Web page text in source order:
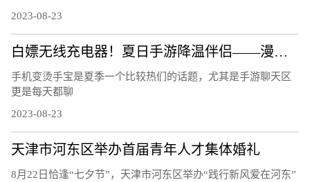
2023-08-23
白嫖无线充电器！夏日手游降温伴侣——漫步者C4 Pro磁吸散热器
手机变烫手宝是夏季一个比较热们的话题，尤其是手游聊天区
更是每天都聊
2023-08-23
天津市河东区举办首届青年人才集体婚礼
8月22日恰逢“七夕节”，天津市河东区举办“践行新风爱在河东”